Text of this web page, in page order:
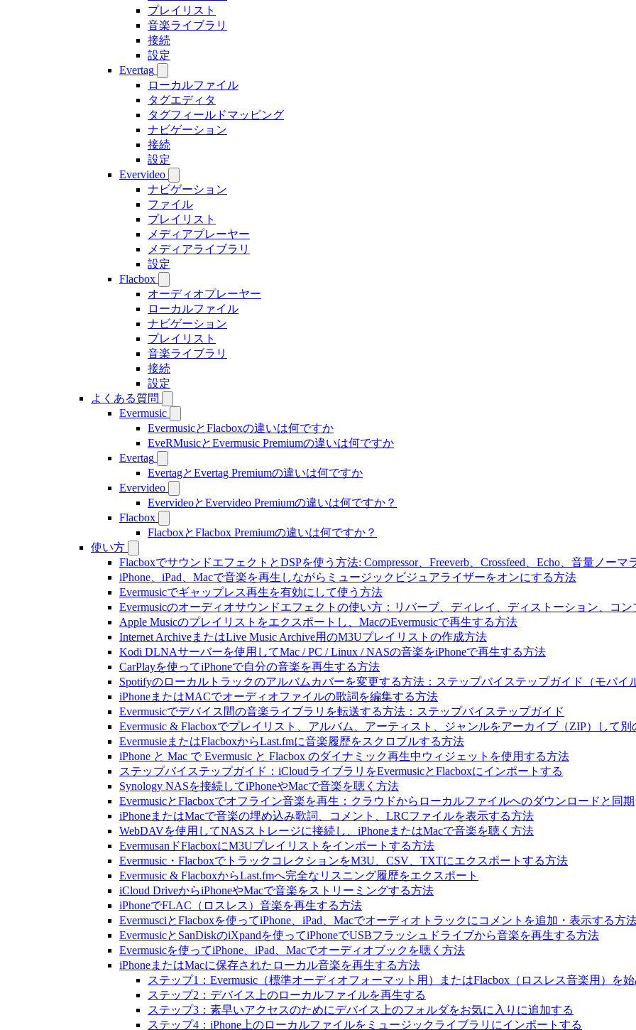
プレイリスト
音楽ライブラリ
接続
設定
Evertag
ローカルファイル
タグエディタ
タグフィールドマッピング
ナビゲーション
接続
設定
Evervideo
ナビゲーション
ファイル
プレイリスト
メディアプレーヤー
メディアライブラリ
設定
Flacbox
オーディオプレーヤー
ローカルファイル
ナビゲーション
プレイリスト
音楽ライブラリ
接続
設定
よくある質問
Evermusic
EvermusicとFlacboxの違いは何ですか
EveRMusicとEvermusic Premiumの違いは何ですか
Evertag
EvertagとEvertag Premiumの違いは何ですか
Evervideo
EvervideoとEvervideo Premiumの違いは何ですか？
Flacbox
FlacboxとFlacbox Premiumの違いは何ですか？
使い方
FlacboxでサウンドエフェクトとDSPを使う方法: Compressor、Freeverb、Crossfeed、Echo、音量ノー
iPhone、iPad、Macで音楽を再生しながらミュージックビジュアライザーをオンにする方法
Evermusicでギャップレス再生を有効にして使う方法
Evermusicのオーディオサウンドエフェクトの使い方：リバーブ、ディレイ、ディストーション、コ
Apple Musicのプレイリストをエクスポートし、MacのEvermusicで再生する方法
Internet ArchiveまたはLive Music Archive用のM3Uプレイリストの作成方法
Kodi DLNAサーバーを使用してMac / PC / Linux / NASの音楽をiPhoneで再生する方法
CarPlayを使ってiPhoneで自分の音楽を再生する方法
Spotifyのローカルトラックのアルバムカバーを変更する方法：ステップバイステップガイド（モバイ
iPhoneまたはMACでオーディオファイルの歌詞を編集する方法
Evermusicでデバイス間の音楽ライブラリを転送する方法：ステップバイステップガイド
Evermusic & Flacboxでプレイリスト、アルバム、アーティスト、ジャンルをアーカイブ（ZIP）して
EvermusieまたはFlacboxからLast.fmに音楽履歴をスクロブルする方法
iPhone と Mac で Evermusic と Flacbox のダイナミック再生中ウィジェットを使用する方法
ステップバイステップガイド：iCloudライブラリをEvermusicとFlacboxにインポートする
Synology NASを接続してiPhoneやMacで音楽を聴く方法
EvermusicとFlacboxでオフライン音楽を再生：クラウドからローカルファイルへのダウンロードと同期
iPhoneまたはMacで音楽の埋め込み歌詞、コメント、LRCファイルを表示する方法
WebDAVを使用してNASストレージに接続し、iPhoneまたはMacで音楽を聴く方法
EvermusanドFlacboxにM3Uプレイリストをインポートする方法
Evermusic・FlacboxでトラックコレクションをM3U、CSV、TXTにエクスポートする方法
Evermusic & FlacboxからLast.fmへ完全なリスニング履歴をエクスポート
iCloud DriveからiPhoneやMacで音楽をストリーミングする方法
iPhoneでFLAC（ロスレス）音楽を再生する方法
EvermusciとFlacboxを使ってiPhone、iPad、Macでオーディオトラックにコメントを追加・表示する方
EvermusicとSanDiskのiXpandを使ってiPhoneでUSBフラッシュドライブから音楽を再生する方法
Evermusicを使ってiPhone、iPad、Macでオーディオブックを聴く方法
iPhoneまたはMacに保存されたローカル音楽を再生する方法
ステップ1：Evermusic（標準オーディオフォーマット用）またはFlacbox（ロスレス音楽用）を
ステップ2：デバイス上のローカルファイルを再生する
ステップ3：素早いアクセスのためにデバイス上のフォルダをお気に入りに追加する
ステップ4：iPhone上のローカルファイルをミュージックライブラリにインポートする